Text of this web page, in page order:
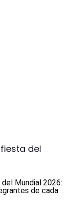
del